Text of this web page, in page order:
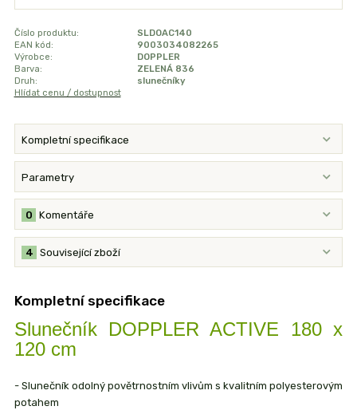
Číslo produktu:
SLDOAC140
EAN kód:
9003034082265
Výrobce:
DOPPLER
Barva:
ZELENÁ 836
Druh:
slunečníky
Hlídat cenu / dostupnost
Kompletní specifikace
Parametry
Komentáře
0
Související zboží
4
Kompletní specifikace
Slunečník DOPPLER ACTIVE 180 x
120 cm
- Slunečník odolný povětrnostním vlivům s kvalitním polyesterovým
potahem